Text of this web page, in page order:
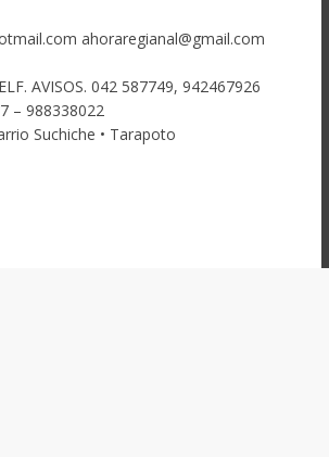
ahoraregianal@gmail.com
AVISOS. 042 587749, 942467926
– 988338022
Suchiche • Tarapoto